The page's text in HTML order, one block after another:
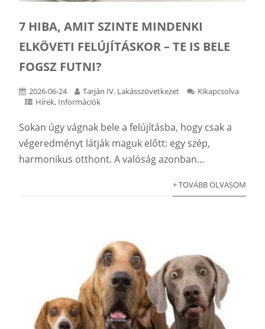
7 HIBA, AMIT SZINTE MINDENKI
ELKÖVETI FELÚJÍTÁSKOR – TE IS BELE
FOGSZ FUTNI?
2026-06-24 Tarján IV. Lakásszövetkezet
Kikapcsolva
Hírek, Információk
Sokan úgy vágnak bele a felújításba, hogy csak a
végeredményt látják maguk előtt: egy szép,
harmonikus otthont. A valóság azonban...
+ TOVÁBB OLVASOM